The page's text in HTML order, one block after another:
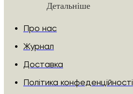
Детальніше
Про нас
Журнал
Доставка
Політика конфеденційності